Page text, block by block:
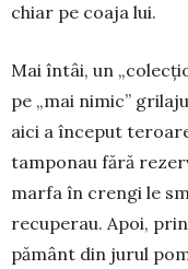
chiar pe coaja lui.
Mai întâi, un
pe „mai ni­­mic”
aici a în­ceput
tamponau fără
marfa în crengi le
recuperau. Apoi,
pământ din jurul